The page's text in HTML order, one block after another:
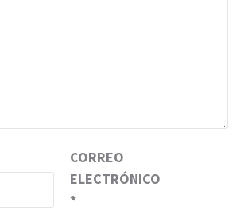
CORREO
ELECTRÓNICO
*